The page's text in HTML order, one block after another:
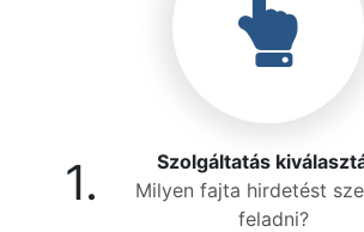
1.
Szolgáltatás
Milyen fajta hirdetést
feladni?